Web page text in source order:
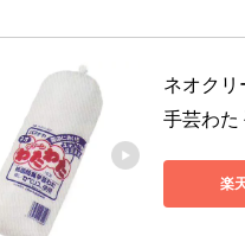
ネオクリ
手芸わた
楽